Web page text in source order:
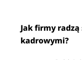
Jak firmy
kadrowymi?